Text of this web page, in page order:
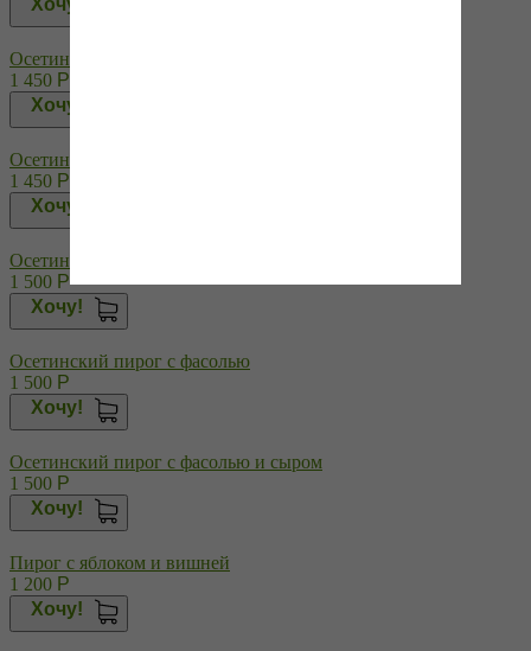
Осетинский пирог с сыром и свекольными листьями
1 450 Р
Хочу!
Осетинский пирог с сыром и шпинатом
1 450 Р
Хочу!
Осетинский пирог с тыквой
1 500 Р
Хочу!
Осетинский пирог с фасолью
1 500 Р
Хочу!
Осетинский пирог с фасолью и сыром
1 500 Р
Хочу!
Пирог с яблоком и вишней
1 200 Р
Хочу!